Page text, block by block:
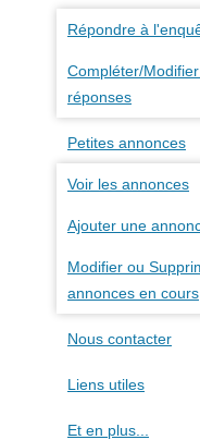
Répondre à
Compléter/
réponses
Petites annonces
Voir les annonces
Ajouter une
Modifier ou
annonces en cours
Nous contacter
Liens utiles
Et en plus...